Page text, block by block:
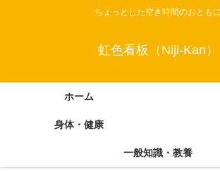
ちょっとした空き時間のおともに
虹色看板（Niji-Kan）
ホーム
身体・健康
一般知識・教養